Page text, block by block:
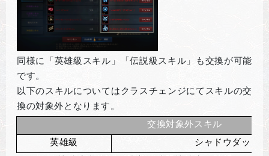
同様に「英雄級スキル」「伝説級スキル」も交換が可能
です。
以下のスキルについてはクラスチェンジにてスキルの交
換の対象外となります。
交換対象外スキル
英雄級
シャドウダッシュ